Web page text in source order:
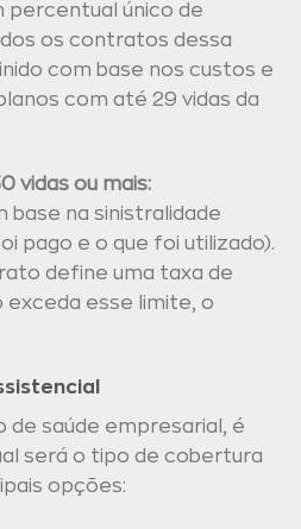
percentual único de
os contratos dessa
com base nos custos e
com até 29 vidas da
vidas ou mais:
na sinistralidade
pago e o que foi utilizado).
define uma taxa de
exceda esse limite, o
saúde empresarial, é
será o tipo de cobertura
opções: